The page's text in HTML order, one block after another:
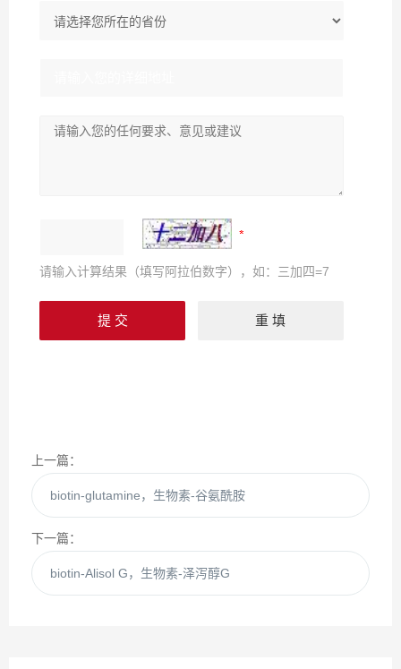
请输入计算结果（填写阿拉伯数字），如：三加四=7
上一篇：
biotin-glutamine，生物素-谷氨酰胺
下一篇：
biotin-Alisol G，生物素-泽泻醇G